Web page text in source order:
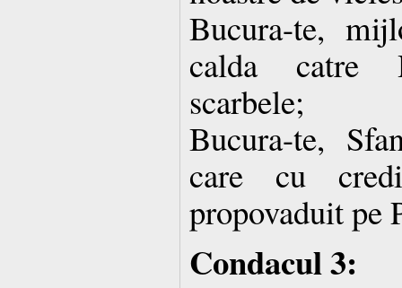
Bucura-te,
calda catre
scarbele;
Bucura-te,
care cu
propovaduit pe
Condacul 3: